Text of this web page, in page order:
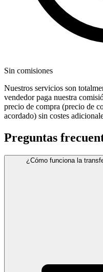
Sin comisiones
Nuestros servicios son
vendedor paga nuestra
precio de compra (precio de
acordado) sin costes
Preguntas
¿Cómo funciona la